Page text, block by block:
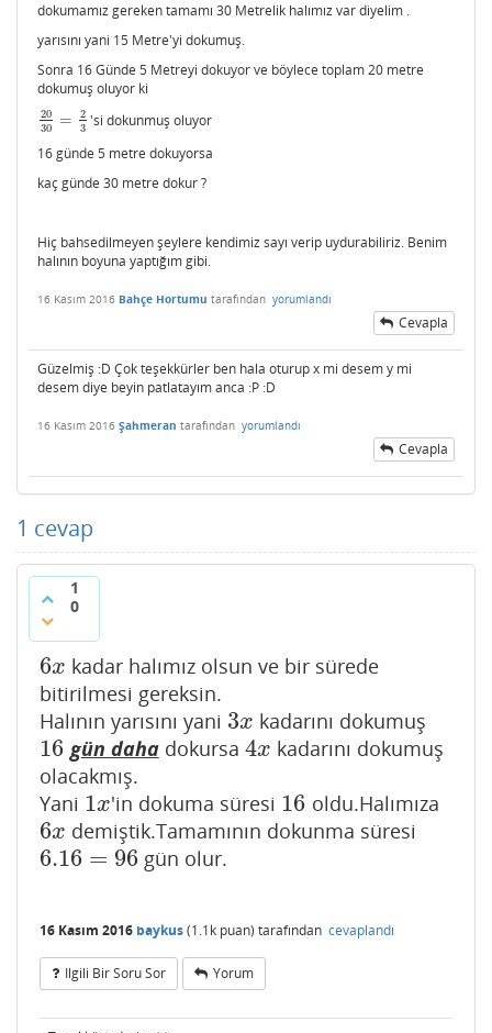
dokumamız gereken tamamı 30 Metrelik halımız var diyelim .
yarısını yani 15 Metre'yi dokumuş.
Sonra 16 Günde 5 Metreyi dokuyor ve böylece toplam 20 metre
dokumuş oluyor ki
20
30
=
2
3
20 30= 23'si dokunmuş oluyor
16 günde 5 metre dokuyorsa
kaç günde 30 metre dokur ?
Hiç bahsedilmeyen şeylere kendimiz sayı verip uydurabiliriz. Benim
halının boyuna yaptığım gibi.
16 Kasım 2016 Bahçe Hortumu tarafından yorumlandı
Cevapla
Güzelmiş :D Çok teşekkürler ben hala oturup x mi desem y mi
desem diye beyin patlatayım anca :P :D
16 Kasım 2016 Şahmeran tarafından yorumlandı
Cevapla
1 cevap
1
0
6x
6x kadar halımız olsun ve bir sürede
bitirilmesi gereksin.
Halının yarısını yani 3x
3x kadarını dokumuş
16
16 gün dahadokursa 4x
4x kadarını dokumuş
olacakmış.
Yani 1x
1x 'in dokuma süresi 16
16 oldu.Halımıza
6x
6x demiştik.Tamamının dokunma süresi
6.16 = 96
6.16= 96 gün olur.
16 Kasım 2016 baykus(1.1k puan) tarafından cevaplandı
Ilgili Bir Soru Sor Yorum